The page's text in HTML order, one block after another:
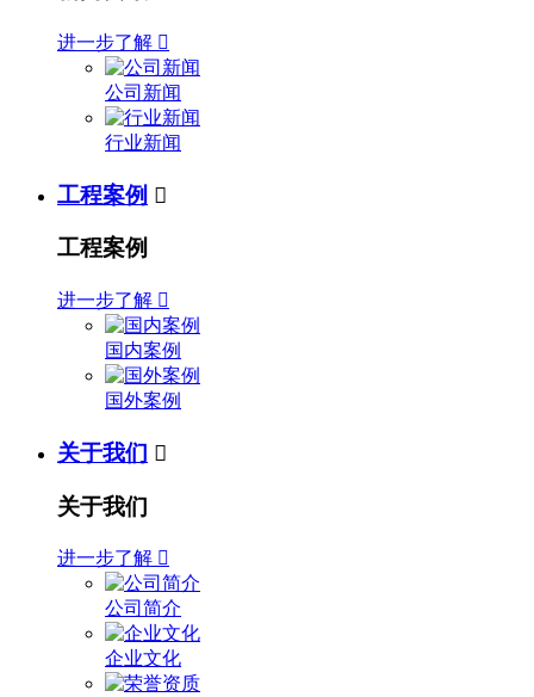
进一步了解 
公司新闻
行业新闻
工程案例 
工程案例
进一步了解 
国内案例
国外案例
关于我们 
关于我们
进一步了解 
公司简介
企业文化